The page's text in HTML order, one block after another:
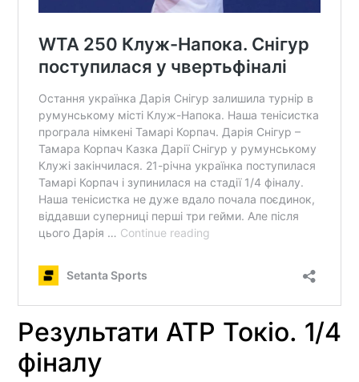
Результати ATP Токіо. 1/4
фіналу